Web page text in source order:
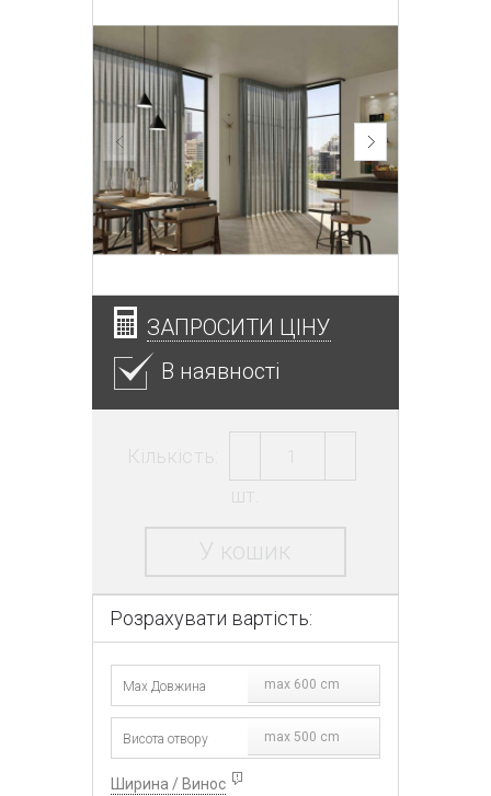
ЗАПРОСИТИ ЦІНУ
В наявності
Кількість:
шт.
У кошик
Розрахувати вартість:
max 600 cm
max 500 cm
Ширина / Винос